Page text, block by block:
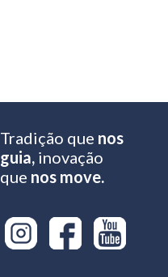
Tradição que nos
guia,inovação
que nos move.